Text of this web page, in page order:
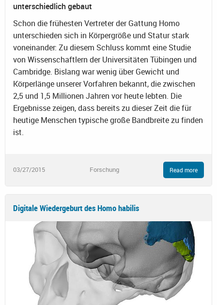
unterschiedlich gebaut
Schon die frühesten Vertreter der Gattung Homo
unterschieden sich in Körpergröße und Statur stark
voneinander: Zu diesem Schluss kommt eine Studie
von Wissenschaftlern der Universitäten Tübingen und
Cambridge. Bislang war wenig über Gewicht und
Körperlänge unserer Vorfahren bekannt, die zwischen
2,5 und 1,5 Millionen Jahren vor heute lebten. Die
Ergebnisse zeigen, dass bereits zu dieser Zeit die für
heutige Menschen typische große Bandbreite zu finden
ist.
03/27/2015 Forschung Read more
Digitale Wiedergeburt des Homo habilis